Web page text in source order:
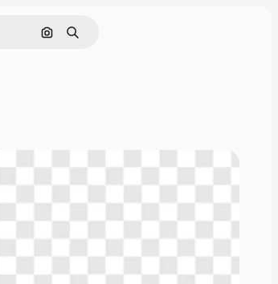
画像で検索
検索